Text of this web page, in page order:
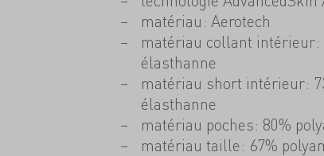
matériau: Aerotech
matériau collant intérieur:
élasthanne
matériau short intérieur:
élasthanne
matériau poches: 80%
matériau taille: 67%